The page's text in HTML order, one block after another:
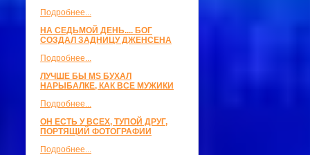
Подробнее...
НА СЕДЬМОЙ ДЕНЬ.... БОГ
СОЗДАЛ ЗАДНИЦУ ДЖЕНСЕНА
Подробнее...
ЛУЧШЕ БЫ MS БУХАЛ
НАРЫБАЛКЕ, КАК ВСЕ МУЖИКИ
Подробнее...
ОН ЕСТЬ У ВСЕХ, ТУПОЙ ДРУГ,
ПОРТЯЩИЙ ФОТОГРАФИИ
Подробнее...